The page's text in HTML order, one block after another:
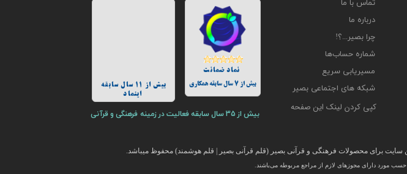
سایت برای محصولات فرهنگی و قرآنی بصیر (قلم قرآنی بصیر | قلم هوشمند) محفوظ میباشد.
مورد دارای مجوزهای لازم از مراجع مربوطه می‌باشند.
بیش از 11 سال سابقه
اینماد
بیش از 35 سال سابقه فعالیت در زمینه فرهنگی و قرآنی
بیش از 7 سال سابقه همکاری
تماس با ما
درباره ما
چرا بصیر...؟!
شماره حساب‌ها
مسیریابی سریع
شبکه های اجتماعی بصیر
کپی کردن لینک این صفحه